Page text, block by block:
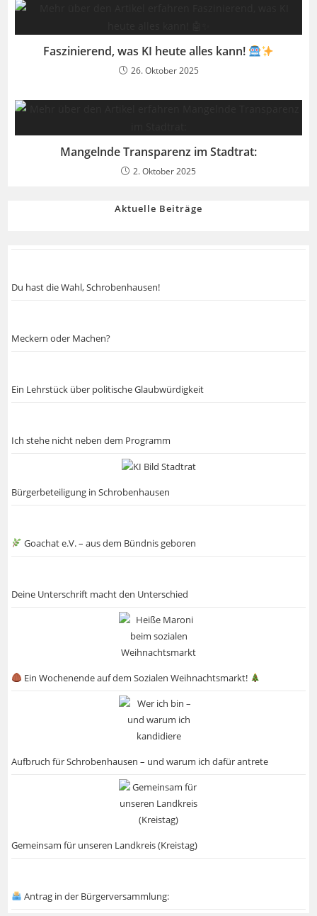
Faszinierend, was KI heute alles kann!
26. Oktober 2025
Mangelnde Transparenz im Stadtrat:
2. Oktober 2025
Aktuelle Beiträge
Du hast die Wahl, Schrobenhausen!
Meckern oder Machen?
Ein Lehrstück über politische Glaubwürdigkeit
Ich stehe nicht neben dem Programm
Bürgerbeteiligung in Schrobenhausen
Goachat e.V. – aus dem Bündnis geboren
Deine Unterschrift macht den Unterschied
Ein Wochenende auf dem Sozialen Weihnachtsmarkt!
Aufbruch für Schrobenhausen – und warum ich dafür antrete
Gemeinsam für unseren Landkreis (Kreistag)
Antrag in der Bürgerversammlung: